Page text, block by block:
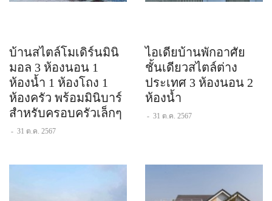
บ้านสไตล์โมเดิร์นมินิ
มอล 3 ห้องนอน 1
ห้องน้ำ 1 ห้องโถง 1
ห้องครัว พร้อมมินิบาร์
สำหรับครอบครัวเล็กๆ
- 31 ต.ค. 2567
ไอเดียบ้านพักอาศัย​
ชั้นเดียวสไตล์ต่าง
ประเทศ​ 3 ห้องนอน 2
ห้องน้ำ
- 31 ต.ค. 2567